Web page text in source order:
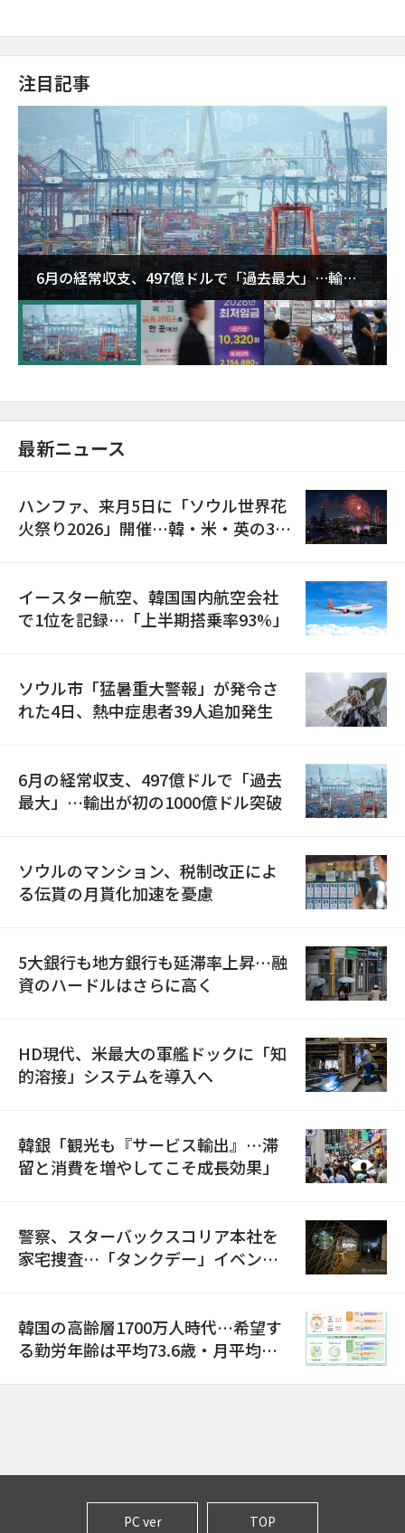
注目記事
6月の経常収支、497億ドルで「過去最大」…輸出
が初の1000億ドル突破
最新ニュース
ハンファ、来月5日に「ソウル世界花
火祭り2026」開催…韓・米・英の3カ
イースター航空、韓国国内航空会社
で1位を記録…「上半期搭乗率93%」
ソウル市「猛暑重大警報」が発令さ
れた4日、熱中症患者39人追加発生
6月の経常収支、497億ドルで「過去
最大」…輸出が初の1000億ドル突破
ソウルのマンション、税制改正によ
る伝貰の月貰化加速を憂慮
5大銀行も地方銀行も延滞率上昇…融
資のハードルはさらに高く
HD現代、米最大の軍艦ドックに「知
的溶接」システムを導入へ
韓銀「観光も『サービス輸出』…滞
留と消費を増やしてこそ成長効果」
警察、スターバックスコリア本社を
家宅捜査…「タンクデー」イベント
韓国の高齢層1700万人時代…希望す
る勤労年齢は平均73.6歳・月平均賃
PC ver TOP